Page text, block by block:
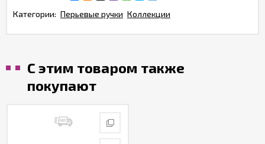
Категории: Перьевые ручки Коллекции
С этим товаром также
покупают